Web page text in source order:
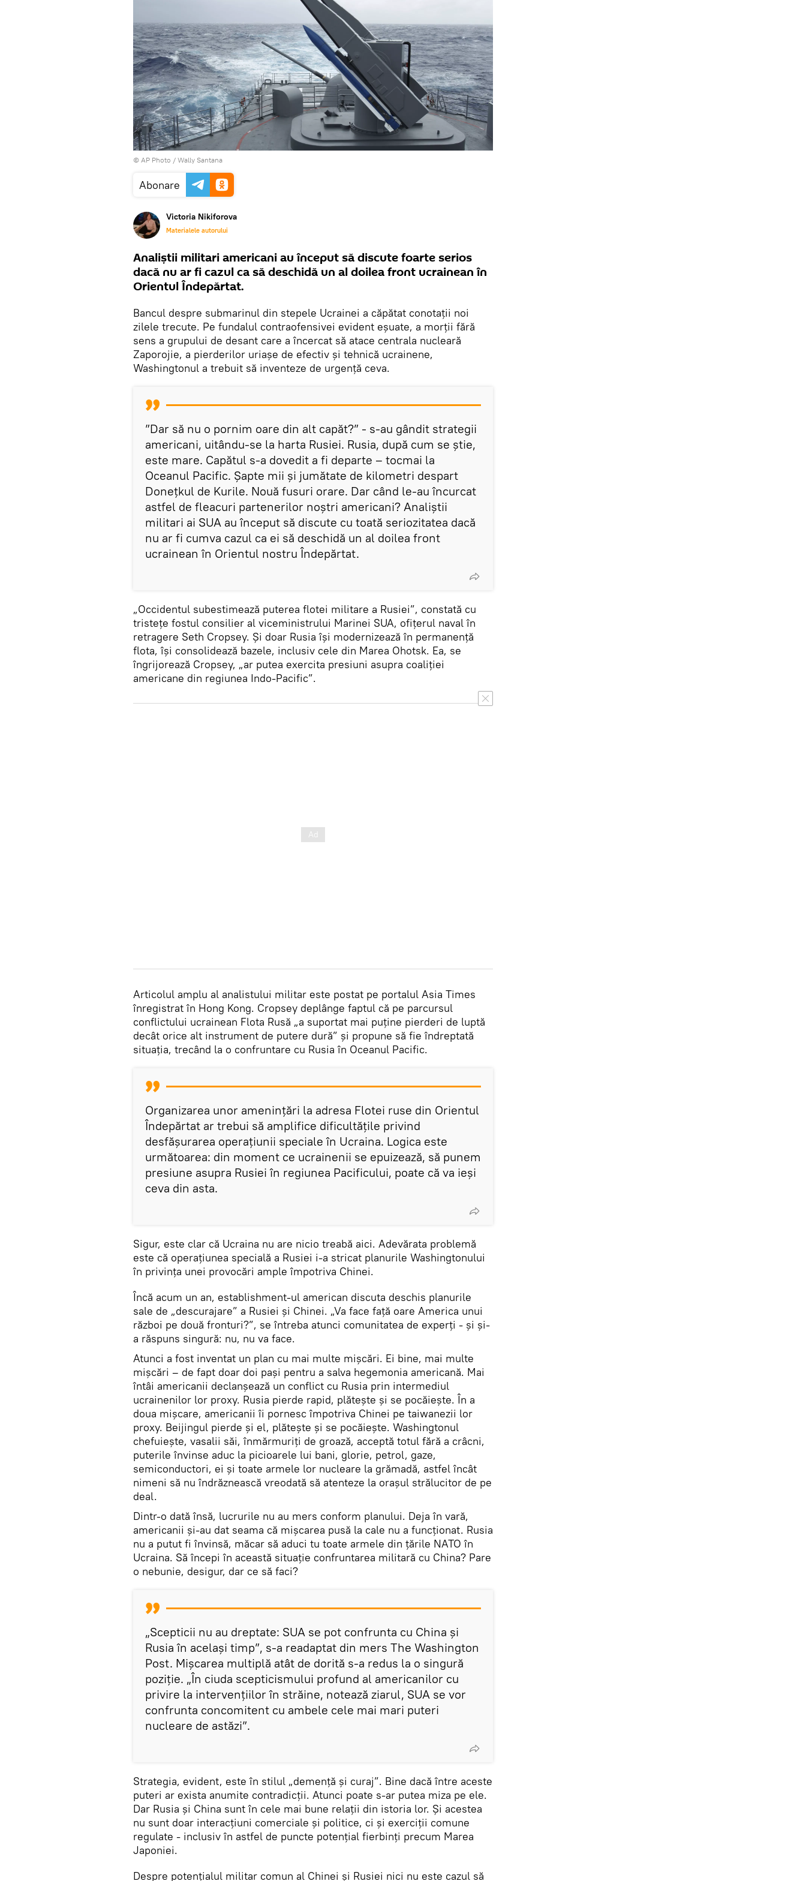
© AP Photo / Wally Santana
Abonare
Victoria Nikiforova
Materialele autorului
Analiștii militari americani au început să discute foarte serios
dacă nu ar fi cazul ca să deschidă un al doilea front ucrainean în
Orientul Îndepărtat.
Bancul despre submarinul din stepele Ucrainei a căpătat conotații noi
zilele trecute. Pe fundalul contraofensivei evident eșuate, a morții fără
sens a grupului de desant care a încercat să atace centrala nucleară
Zaporojie, a pierderilor uriașe de efectiv și tehnică ucrainene,
Washingtonul a trebuit să inventeze de urgență ceva.
”Dar să nu o pornim oare din alt capăt?” - s-au gândit strategii
americani, uitându-se la harta Rusiei. Rusia, după cum se știe,
este mare. Capătul s-a dovedit a fi departe – tocmai la
Oceanul Pacific. Șapte mii și jumătate de kilometri despart
Donețkul de Kurile. Nouă fusuri orare. Dar când le-au încurcat
astfel de fleacuri partenerilor noștri americani? Analiștii
militari ai SUA au început să discute cu toată seriozitatea dacă
nu ar fi cumva cazul ca ei să deschidă un al doilea front
ucrainean în Orientul nostru Îndepărtat.
„Occidentul subestimează puterea flotei militare a Rusiei”, constată cu
tristețe fostul consilier al viceministrului Marinei SUA, ofițerul naval în
retragere Seth Cropsey. Și doar Rusia își modernizează în permanență
flota, își consolidează bazele, inclusiv cele din Marea Ohotsk. Ea, se
îngrijorează Cropsey, „ar putea exercita presiuni asupra coaliției
americane din regiunea Indo-Pacific”.
Articolul amplu al analistului militar este postat pe portalul Asia Times
înregistrat în Hong Kong. Cropsey deplânge faptul că pe parcursul
conflictului ucrainean Flota Rusă „a suportat mai puține pierderi de luptă
decât orice alt instrument de putere dură” și propune să fie îndreptată
situația, trecând la o confruntare cu Rusia în Oceanul Pacific.
Organizarea unor amenințări la adresa Flotei ruse din Orientul
Îndepărtat ar trebui să amplifice dificultățile privind
desfășurarea operațiunii speciale în Ucraina. Logica este
următoarea: din moment ce ucrainenii se epuizează, să punem
presiune asupra Rusiei în regiunea Pacificului, poate că va ieși
ceva din asta.
Sigur, este clar că Ucraina nu are nicio treabă aici. Adevărata problemă
este că operațiunea specială a Rusiei i-a stricat planurile Washingtonului
în privința unei provocări ample împotriva Chinei.
Încă acum un an, establishment-ul american discuta deschis planurile
sale de „descurajare” a Rusiei și Chinei. „Va face față oare America unui
război pe două fronturi?”, se întreba atunci comunitatea de experți - și și-
a răspuns singură: nu, nu va face.
Atunci a fost inventat un plan cu mai multe mișcări. Ei bine, mai multe
mișcări – de fapt doar doi pași pentru a salva hegemonia americană. Mai
întâi americanii declanșează un conflict cu Rusia prin intermediul
ucrainenilor lor proxy. Rusia pierde rapid, plătește și se pocăiește. În a
doua mișcare, americanii îi pornesc împotriva Chinei pe taiwanezii lor
proxy. Beijingul pierde și el, plătește și se pocăiește. Washingtonul
chefuiește, vasalii săi, înmărmuriți de groază, acceptă totul fără a crâcni,
puterile învinse aduc la picioarele lui bani, glorie, petrol, gaze,
semiconductori, ei și toate armele lor nucleare la grămadă, astfel încât
nimeni să nu îndrăznească vreodată să atenteze la orașul strălucitor de pe
deal.
Dintr-o dată însă, lucrurile nu au mers conform planului. Deja în vară,
americanii și-au dat seama că mișcarea pusă la cale nu a funcționat. Rusia
nu a putut fi învinsă, măcar să aduci tu toate armele din țările NATO în
Ucraina. Să începi în această situație confruntarea militară cu China? Pare
o nebunie, desigur, dar ce să faci?
„Scepticii nu au dreptate: SUA se pot confrunta cu China și
Rusia în același timp”, s-a readaptat din mers The Washington
Post. Mișcarea multiplă atât de dorită s-a redus la o singură
poziție. „În ciuda scepticismului profund al americanilor cu
privire la intervențiilor în străine, notează ziarul, SUA se vor
confrunta concomitent cu ambele cele mai mari puteri
nucleare de astăzi”.
Strategia, evident, este în stilul „demență și curaj”. Bine dacă între aceste
puteri ar exista anumite contradicții. Atunci poate s-ar putea miza pe ele.
Dar Rusia și China sunt în cele mai bune relații din istoria lor. Și acestea
nu sunt doar interacțiuni comerciale și politice, ci și exerciții comune
regulate - inclusiv în astfel de puncte potențial fierbinți precum Marea
Japoniei.
Despre potențialul militar comun al Chinei și Rusiei nici nu este cazul să